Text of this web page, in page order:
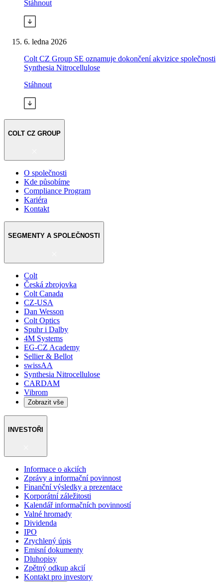
Stáhnout
6. ledna 2026
Colt CZ Group SE oznamuje dokončení akvizice společnosti
Synthesia Nitrocellulose
Stáhnout
COLT CZ GROUP
O společnosti
Kde působíme
Compliance Program
Kariéra
Kontakt
SEGMENTY A SPOLEČNOSTI
Colt
Česká zbrojovka
Colt Canada
CZ-USA
Dan Wesson
Colt Optics
Spuhr i Dalby
4M Systems
EG-CZ Academy
Sellier & Bellot
swissAA
Synthesia Nitrocellulose
CARDAM
Vibrom
Zobrazit vše
INVESTOŘI
Informace o akciích
Zprávy a informační povinnost
Finanční výsledky a prezentace
Korporátní záležitosti
Kalendář informačních povinností
Valné hromady
Dividenda
IPO
Zrychlený úpis
Emisní dokumenty
Dluhopisy
Zpětný odkup akcií
Kontakt pro investory